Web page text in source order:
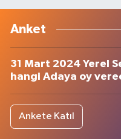
Anket
31 Mart 2024 Yerel
hangi Adaya oy
Ankete Katıl